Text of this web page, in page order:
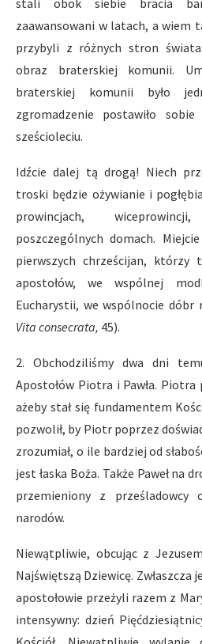
stali obok siebie bracia
zaawansowani w latach, a wiem
przybyli z różnych stron
obraz braterskiej komunii.
braterskiej komunii było
zgromadzenie postawiło
sześcioleciu.
Idźcie dalej tą drogą! Niech
troski będzie ożywianie i
prowincjach,
poszczególnych domach.
pierwszych chrześcijan, którzy
apostołów, we wspólnej
Eucharystii, we wspólnocie dóbr
Vita consecrata, 45).
2. Obchodziliśmy dwa dni
Apostołów Piotra i Pawła. Piotra
ażeby stał się fundamentem
pozwolił, by Piotr poprzez
zrozumiał, o ile bardziej od
jest łaska Boża. Także Paweł na
przemieniony z prześladowcy
narodów.
Niewątpliwie, obcując z
Najświętszą Dziewicę. Zwłaszcza
apostołowie przeżyli razem z
intensywny: dzień